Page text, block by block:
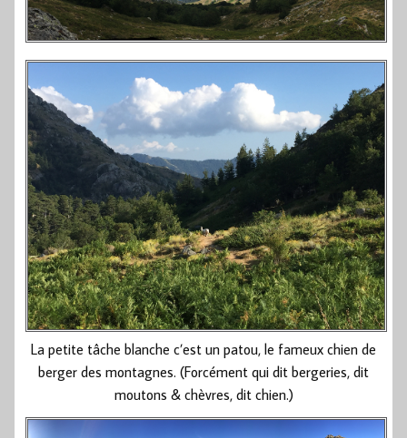
La petite tâche blanche c’est un patou, le fameux chien de
berger des montagnes. (Forcément qui dit bergeries, dit
moutons & chèvres, dit chien.)